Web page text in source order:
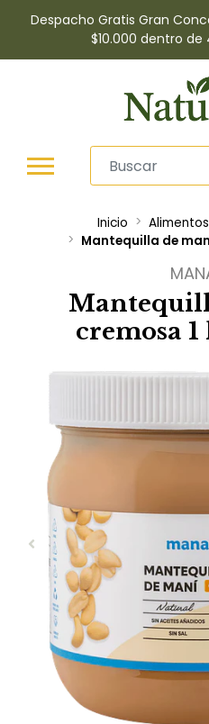
Despacho Gratis Gran
$10.000 dentro de
Inicio Alimentos
Mantequilla de
cremosa